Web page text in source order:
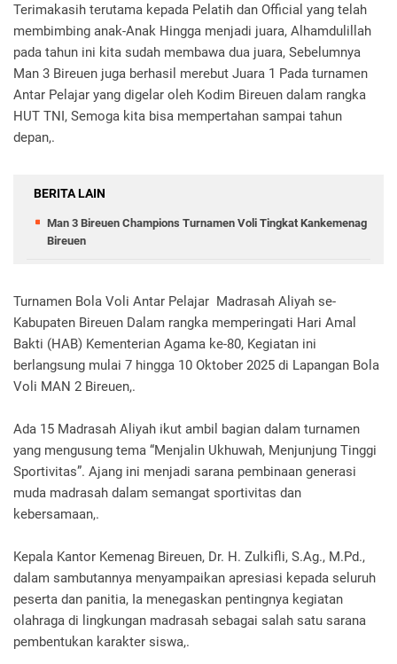
Terimakasih terutama kepada Pelatih dan Official yang telah
membimbing anak-Anak Hingga menjadi juara, Alhamdulillah
pada tahun ini kita sudah membawa dua juara, Sebelumnya
Man 3 Bireuen juga berhasil merebut Juara 1 Pada turnamen
Antar Pelajar yang digelar oleh Kodim Bireuen dalam rangka
HUT TNI, Semoga kita bisa mempertahan sampai tahun
depan,.
BERITA LAIN
Man 3 Bireuen Champions Turnamen Voli Tingkat Kankemenag
Bireuen
Turnamen Bola Voli Antar Pelajar Madrasah Aliyah se-
Kabupaten Bireuen Dalam rangka memperingati Hari Amal
Bakti (HAB) Kementerian Agama ke-80, Kegiatan ini
berlangsung mulai 7 hingga 10 Oktober 2025 di Lapangan Bola
Voli MAN 2 Bireuen,.
Ada 15 Madrasah Aliyah ikut ambil bagian dalam turnamen
yang mengusung tema “Menjalin Ukhuwah, Menjunjung Tinggi
Sportivitas”. Ajang ini menjadi sarana pembinaan generasi
muda madrasah dalam semangat sportivitas dan
kebersamaan,.
Kepala Kantor Kemenag Bireuen, Dr. H. Zulkifli, S.Ag., M.Pd.,
dalam sambutannya menyampaikan apresiasi kepada seluruh
peserta dan panitia, Ia menegaskan pentingnya kegiatan
olahraga di lingkungan madrasah sebagai salah satu sarana
pembentukan karakter siswa,.